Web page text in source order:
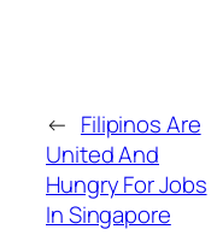
← Filipinos Are
United And
Hungry For Jobs
In Singapore